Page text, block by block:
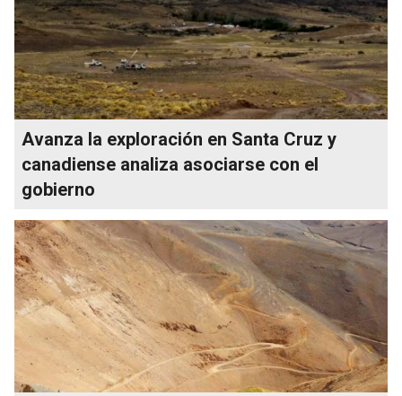
Avanza la exploración en Santa Cruz y
canadiense analiza asociarse con el
gobierno